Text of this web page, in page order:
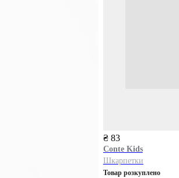
₴ 83
Conte Kids
Шкарпетки
Товар розкуплено